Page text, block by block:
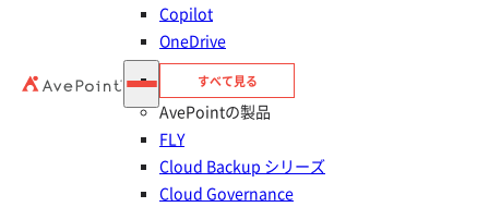
Copilot
OneDrive
すべて見る
AvePointの製品
FLY
Cloud Backup シリーズ
Cloud Governance